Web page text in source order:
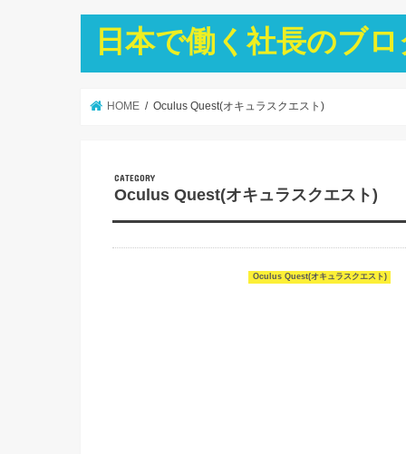
日本で働く社長のブ
HOME Oculus Quest(オキュラスクエスト)
Oculus Quest(オキュラスクエスト)
Oculus Quest(オキュラスクエスト)